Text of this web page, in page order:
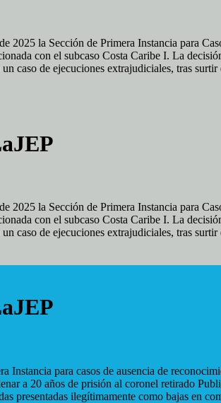
2025 la Sección de Primera Instancia para
con el subcaso Costa Caribe I. La
caso de ejecuciones extrajudiciales, tras
2025 la Sección de Primera Instancia para
con el subcaso Costa Caribe I. La
caso de ejecuciones extrajudiciales, tras
Instancia para casos de ausencia de
a 20 años de prisión al coronel retirado
presentadas ilegítimamente como bajas en